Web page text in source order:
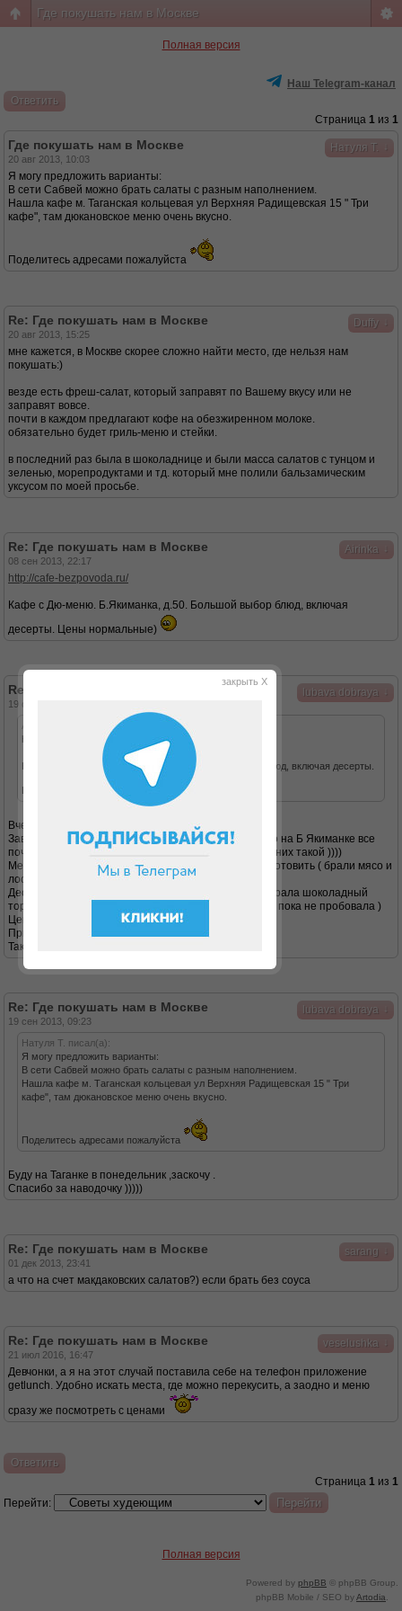
Где покушать нам в Москве
Полная версия
Наш Telegram-канал
Ответить
Страница 1 из 1
Натуля Т.
Где покушать нам в Москве
20 авг 2013, 10:03
Я могу предложить варианты:
В сети Сабвей можно брать салаты с разным наполнением.
Нашла кафе м. Таганская кольцевая ул Верхняя Радищевская 15 " Три
кафе", там дюкановское меню очень вкусно.
Поделитесь адресами пожалуйста
Duffy
Re: Где покушать нам в Москве
20 авг 2013, 15:25
мне кажется, в Москве скорее сложно найти место, где нельзя нам
покушать:)
везде есть фреш-салат, который заправят по Вашему вкусу или не
заправят вовсе.
почти в каждом предлагают кофе на обезжиренном молоке.
обязательно будет гриль-меню и стейки.
в последний раз была в шоколаднице и были масса салатов с тунцом и
зеленью, морепродуктами и тд. который мне полили бальзамическим
уксусом по моей просьбе.
Airinka
Re: Где покушать нам в Москве
08 сен 2013, 22:17
http://cafe-bezpovoda.ru/
Кафе с Дю-меню. Б.Якиманка, д.50. Большой выбор блюд, включая
десерты. Цены нормальные)
lubava dobraya
Re: Где покушать нам в Москве
19 сен 2013, 09:20
Airinka писал(а):
http://cafe-bezpovoda.ru/
Кафе с Дю-меню. Б.Якиманка, д.50. Большой выбор блюд, включая десерты.
Цены нормальные)
Вчера опробовано !
Заведение - так себе ....В стиле английского паба ,но на Б Якиманке все
почему то такие заведения ,наверно общий стиль у них такой ))))
Меню - ну тоже так себе ....дома можно вкусней приготовить ( брали мясо и
лосось /горячие блюда),ну есть можно конечно .
Десерты - вот это супер ! Мне очень понравилось .Брала шоколадный
тортик ,очень вкусный ! и домой взяла твороженый ( пока не пробовала )
Ценник - на 2их 1550 рубл ,гуманно .
Привеса не было сегодня утром ))) ,был минус ))))
Так что могу советовать в целом .
lubava dobraya
Re: Где покушать нам в Москве
19 сен 2013, 09:23
Натуля Т. писал(а):
Я могу предложить варианты:
В сети Сабвей можно брать салаты с разным наполнением.
Нашла кафе м. Таганская кольцевая ул Верхняя Радищевская 15 " Три
кафе", там дюкановское меню очень вкусно.
Поделитесь адресами пожалуйста
Буду на Таганке в понедельник ,заскочу .
Спасибо за наводочку )))))
sarang
Re: Где покушать нам в Москве
01 дек 2013, 23:41
а что на счет макдаковских салатов?) если брать без соуса
veselushka
Re: Где покушать нам в Москве
21 июл 2016, 16:47
Девчонки, а я на этот случай поставила себе на телефон приложение
getlunch. Удобно искать места, где можно перекусить, а заодно и меню
сразу же посмотреть с ценами
Ответить
Страница 1 из 1
Перейти:
Полная версия
Powered by phpBB © phpBB Group.
phpBB Mobile / SEO byArtodia
закрыть X